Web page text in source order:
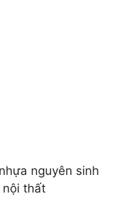
nguyên sinh
nội thất